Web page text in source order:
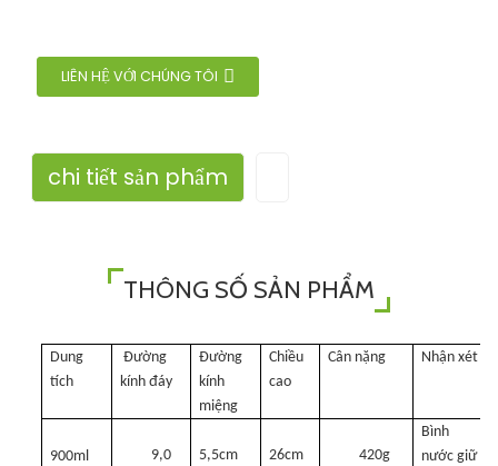
LIÊN HỆ VỚI CHÚNG TÔI
chi tiết sản phẩm
THÔNG SỐ SẢN PHẨM
Dung
tích
Đường
kính đáy
Đường
kính
miệng
Chiều
cao
Cân nặng Nhận xét
900ml
9,0
5,5cm 26cm 420g
Bình
nước giữ